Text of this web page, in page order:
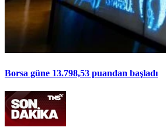
Borsa güne 13.798,53 puandan başladı